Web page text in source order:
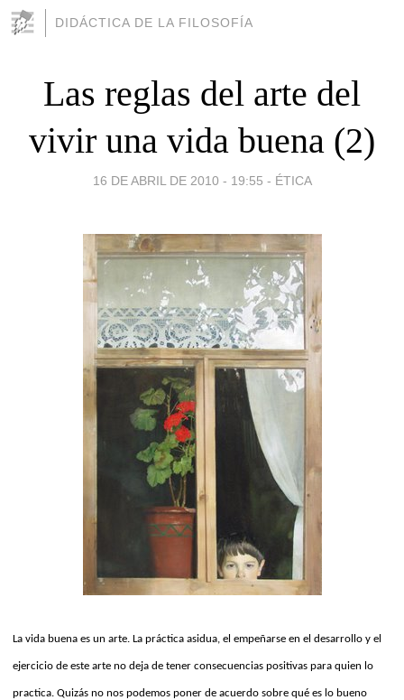
DIDÁCTICA DE LA FILOSOFÍA
Las reglas del arte del
vivir una vida buena (2)
16 DE ABRIL DE 2010 - 19:55 - ÉTICA
La vida buena es un arte. La práctica asidua, el empeñarse en el desarrollo y el
ejercicio de este arte no deja de tener consecuencias positivas para quien lo
practica. Quizás no nos podemos poner de acuerdo sobre qué es lo bueno